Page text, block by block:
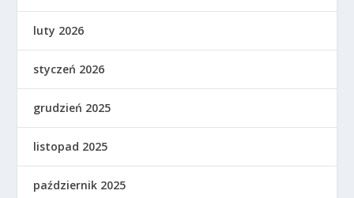
luty 2026
styczeń 2026
grudzień 2025
listopad 2025
październik 2025